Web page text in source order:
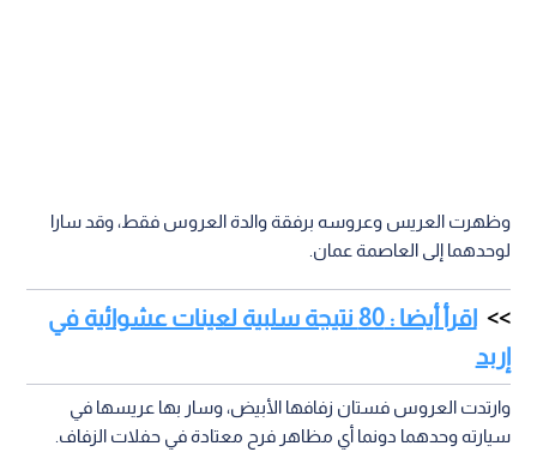
وظهرت العريس وعروسه برفقة والدة العروس فقط، وقد سارا
لوحدهما إلى العاصمة عمان.
اقرأ أيضا : 80 نتيجة سلبية لعينات عشوائية في
إربد
وارتدت العروس فستان زفافها الأبيض، وسار بها عريسها في
سيارته وحدهما دونما أي مظاهر فرح معتادة في حفلات الزفاف.